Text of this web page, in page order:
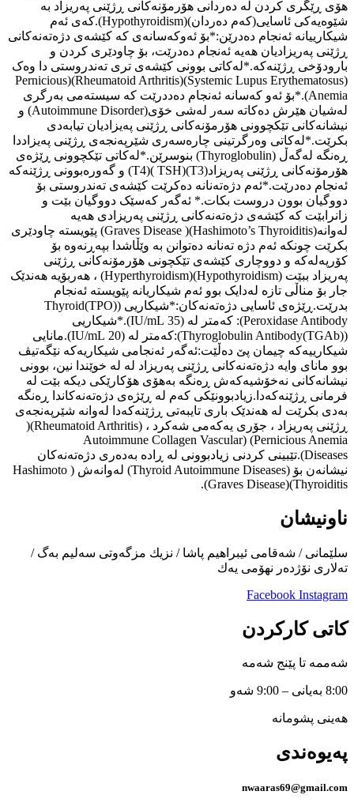
هۆی ڕێگری کردن لە دەردانی هۆرمۆنەکانی ڕژێنی پەریزاد بە
شێوەیەکی ئاسایی(کەم دەردان)(Hypothyroidism).کەی ئەم
شیکارییانە ئەنجام دەدرێن:*بۆ ئەوکەسانەی کە کێشەی دژەتەنەکانی
ڕژێنی پەریزادیان هەیە ئەنجام دەدرێت، بۆ چاودێری کردن و
بارودۆخی ڕژێنەکە.*لەکاتی بوونی کێشەی تری تەندروستی دا وەک
(Systemic Lupus Erythematosus)(Rheumatoid Arthritis)(Pernicious
Anemia).*بۆ ئەو کەسانە ئەنجام دەددرێت کە سیستەمی بەرگری
لەشیان هێرش دەکاتە سەر لەشی خۆی(Autoimmune Disorder) و
نیشانەکانی تێکچوونی هۆرمۆنەکانی ڕژێنی پەیزادیان تیابەدی
بکرێت.*لەکاتی وەرگرتینی چارەسەری شێرپەنجەی ڕژێنی پەیزاددا
ڕەنگە لەگەڵ (Thyroglobulin) بنوسرێن.*لەکاتی تێکچوونی ڕێژەی
هۆرمۆنەکانی ڕژێنی پەریزاد(T3)(TSH )(T4) و گەورەبوونی ڕژێنەکە
ئەنجام دەدرێت.*ئەم دژەتەنانە دەکرێت کێشەی تەندروستی بۆ
دووگیان بوون دروست بکات.* ئەگەر کەسێک دووگیان بێت و
زانرابێت کە کێشەی دژەتەنەکانی ڕژێنی پەریزادی هەیە
لەوانە(Hashimoto’s Thyroiditis)( Graves Disease) پێویستە چاودێری
بکرێت چونکە ئەم دژە تەنانە دەتوانن بە وێڵاشدا بپەڕنەوە بۆ
کۆرپەلەکە و دووچاری کێشەی تێکچونی هۆرمۆنەکانی ڕژێنی
پەریزاد ببێت (Hypothyroidism)(Hyperthyroidism) ، هەربۆیە هەندێک
جار بۆ مناڵی تازە لەدایک بوو ئەم شیکاریانە پێویستە ئەنجام
بدرێت.ڕێژەی ئاسایی دژەتەنەکان:*شیکاریی ((TPO)Thyroid
Peroxidase Antibody): کەمتر لە (35 IU/mL).*شیکاریی
((TGAb)Thyroglobulin Antibody):کەمتر لە (20 IU/mL).مانایی
شیکارییەکە چیمان پێ دەڵێت:ئەگەر ئەنجامی شیکاریەکە نێگەتیڤ
بوو مانای وایە دژەتەنەکانی ڕژێنی پەریزاد لە لە خوێندا نین، بوونی
نیشانەکانی نەخۆشیەکەش ڕەنگە بەهۆی هۆکارێکی دیکە بێت لە
فرمانی ڕژێنەکەدا.زیادبوونێکی کەم لە ڕێژەی دژەتەنەکاندا ڕەنگە
بەدی بکرێت لە هەندێک باری تایبەتی ڕژێنەکەدا لەوانە شێرپەنجەی
ڕژێنی پەریزاد ، جۆری یەکەمی شەکرد ، (Rheumatoid Arthritis)(
Pernicious Anemia) (Autoimmune Collagen Vascular
Diseases).تێبینی کردنی زیادبوونی لە ڕادە بەدەری دژەتەنەکان
نیشانەن بۆ (Thyroid Autoimmune Diseases) لەوانەش ( Hashimoto
Thyroiditis)(Graves Disease).
ناونیشان
سلێمانی / شەقامی ئیبراهیم پاشا / نزیك مزگەوتی سەلیم بەگ /
تەلاری نۆژدەر نهۆمی یەك
Facebook Instagram
کاتی کارکردن
شەممە تا پێنج شەمە
8:00 بەیانی – 9:00 شەو
هەینی پشومانە
پەیوەندی
nwaaras69@gmail.com